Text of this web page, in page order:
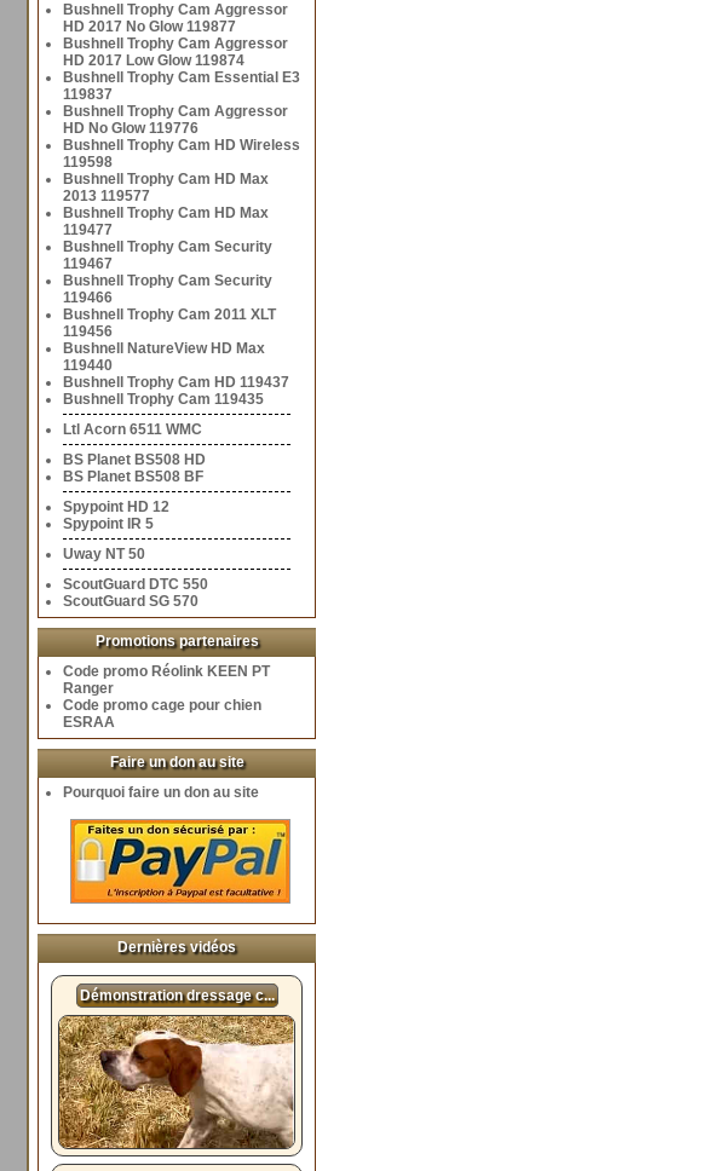
Bushnell Trophy Cam Aggressor
HD 2017 No Glow 119877
Bushnell Trophy Cam Aggressor
HD 2017 Low Glow 119874
Bushnell Trophy Cam Essential E3
119837
Bushnell Trophy Cam Aggressor
HD No Glow 119776
Bushnell Trophy Cam HD Wireless
119598
Bushnell Trophy Cam HD Max
2013 119577
Bushnell Trophy Cam HD Max
119477
Bushnell Trophy Cam Security
119467
Bushnell Trophy Cam Security
119466
Bushnell Trophy Cam 2011 XLT
119456
Bushnell NatureView HD Max
119440
Bushnell Trophy Cam HD 119437
Bushnell Trophy Cam 119435
Ltl Acorn 6511 WMC
BS Planet BS508 HD
BS Planet BS508 BF
Spypoint HD 12
Spypoint IR 5
Uway NT 50
ScoutGuard DTC 550
ScoutGuard SG 570
Promotions partenaires
Code promo Réolink KEEN PT
Ranger
Code promo cage pour chien
ESRAA
Faire un don au site
Pourquoi faire un don au site
Dernières vidéos
Démonstration dressage c...